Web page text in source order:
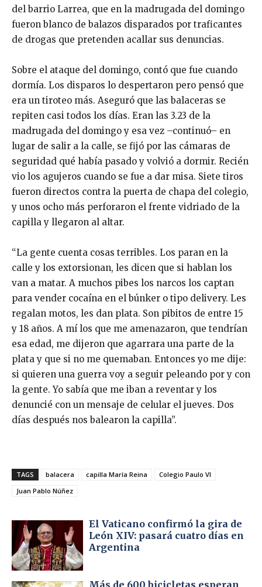
del barrio Larrea, que en la madrugada del domingo
fueron blanco de balazos disparados por traficantes
de drogas que pretenden acallar sus denuncias.
Sobre el ataque del domingo, contó que fue cuando
dormía. Los disparos lo despertaron pero pensó que
era un tiroteo más. Aseguró que las balaceras se
repiten casi todos los días. Eran las 3.23 de la
madrugada del domingo y esa vez –continuó– en
lugar de salir a la calle, se fijó por las cámaras de
seguridad qué había pasado y volvió a dormir. Recién
vio los agujeros cuando se fue a dar misa. Siete tiros
fueron directos contra la puerta de chapa del colegio,
y unos ocho más perforaron el frente vidriado de la
capilla y llegaron al altar.
“La gente cuenta cosas terribles. Los paran en la
calle y los extorsionan, les dicen que si hablan los
van a matar. A muchos pibes los narcos los captan
para vender cocaína en el búnker o tipo delivery. Les
regalan motos, les dan plata. Son pibitos de entre 15
y 18 años. A mí los que me amenazaron, que tendrían
esa edad, me dijeron que agarrara una parte de la
plata y que si no me quemaban. Entonces yo me dije:
si quieren una guerra voy a seguir peleando por y con
la gente. Yo sabía que me iban a reventar y los
denuncié con un mensaje de celular el jueves. Dos
días después nos balearon la capilla”.
TAGS balacera capilla María Reina
Colegio Paulo VI
Juan Pablo Núñez
El Vaticano confirmó la gira de
León XIV: pasará cuatro días en
Argentina
Más de 600 bicicletas esperan